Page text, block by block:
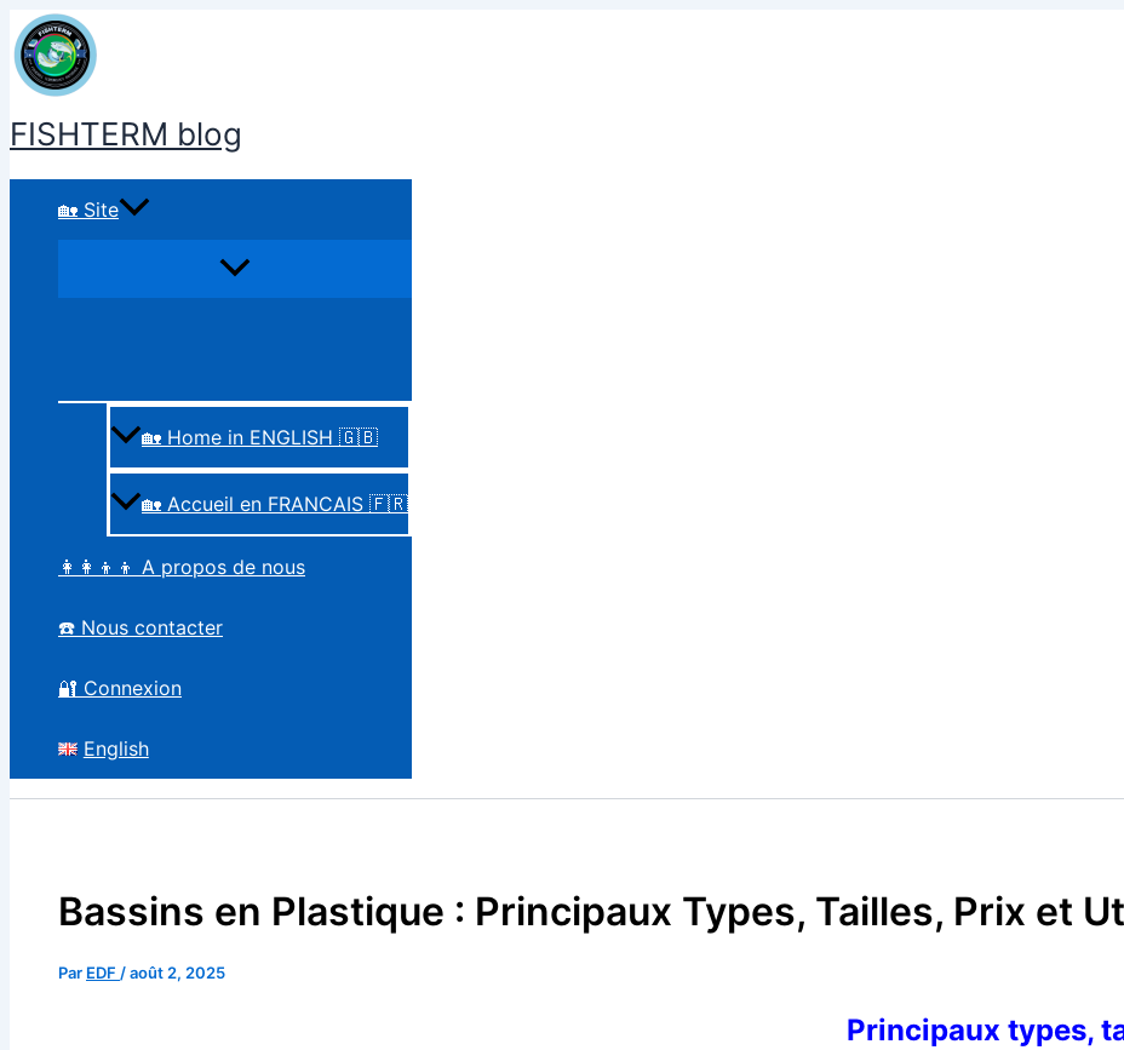
Aller
au
contenu
FISHTERM blog
🏡 Site
🏡 Home in ENGLISH 🇬🇧
🏡 Accueil en FRANCAIS 🇫🇷
👩‍👩‍👦‍👦 A propos de nous
☎️ Nous contacter
🔐 Connexion
English
Bassins en Plastique : Principaux Types, Tailles, Prix et
Par EDF /août 2, 2025
Principaux types,